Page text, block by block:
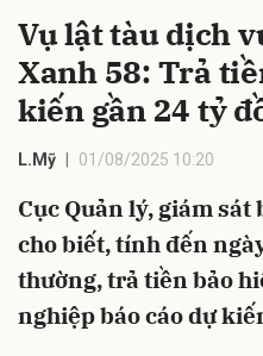
Vụ lật tàu dịch
Xanh 58: Trả
kiến gần 24 tỷ
L.Mỹ 01/08/2025 10:20
Cục Quản lý, giám
cho biết, tính đến
thường, trả tiền bảo
nghiệp báo cáo dự